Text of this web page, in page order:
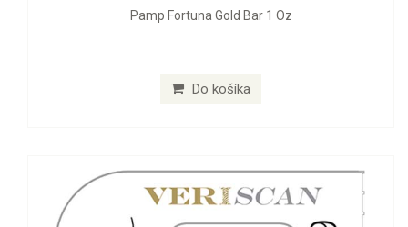
Pamp Fortuna Gold Bar 1 Oz
Do košíka